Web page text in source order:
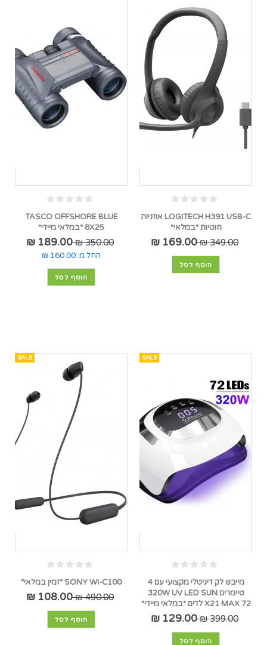
LOGITECH H391 USB-C אוזניות
חוטיות *במלאי*
349.00 ₪
169.00 ₪
הוסף לסל
TASCO OFFSHORE BLUE
8X25 *במלאי מיידי*
350.00 ₪
189.00 ₪
החל מ: 160.00 ₪
הוסף לסל
SALE
מייבש לק דיגיטלי מקצועי עם 4
טיימרים 320W UV LED SUN
X21 MAX 72 לדים *במלאי מיידי*
399.00 ₪
129.00 ₪
הוסף לסל
SALE
SONY WI-C100 *זמין במלאי*
490.00 ₪
108.00 ₪
הוסף לסל